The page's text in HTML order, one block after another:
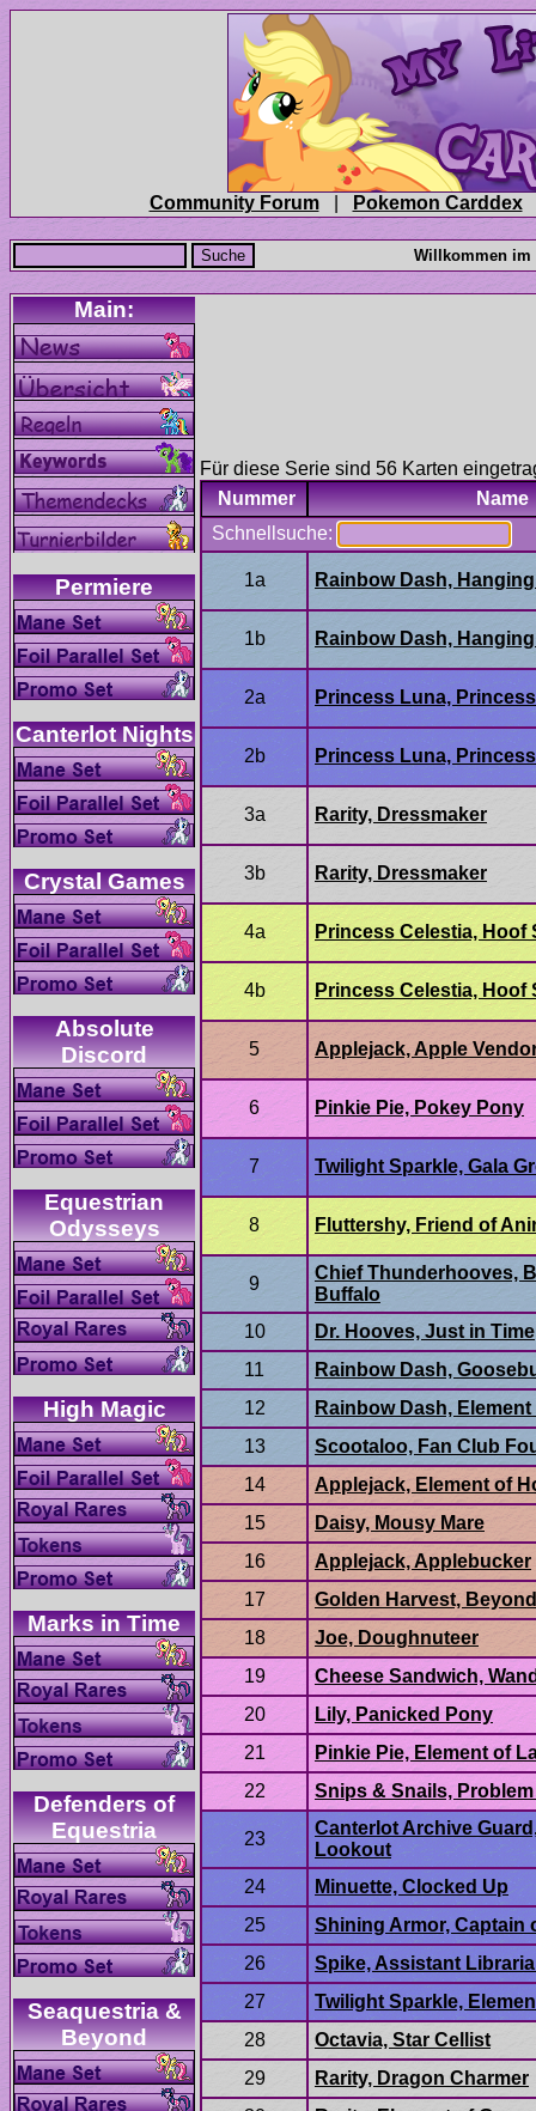
|
Absolute
Equestrian
Defenders of
Seaquestria &
Für diese Serie sind 56 Karten
Nummer
Name
Schnellsuche:
Chief Thunderhooves,
Canterlot Archive
Lookout